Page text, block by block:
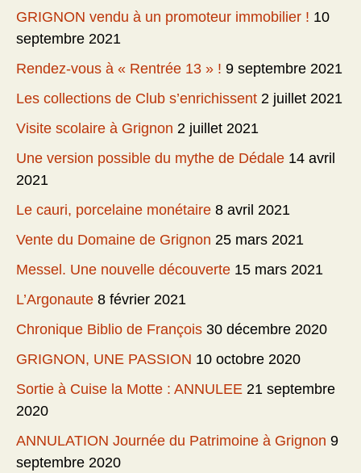
GRIGNON vendu à un promoteur immobilier ! 10
septembre 2021
Rendez-vous à « Rentrée 13 » ! 9 septembre 2021
Les collections de Club s’enrichissent 2 juillet 2021
Visite scolaire à Grignon 2 juillet 2021
Une version possible du mythe de Dédale 14 avril
2021
Le cauri, porcelaine monétaire 8 avril 2021
Vente du Domaine de Grignon 25 mars 2021
Messel. Une nouvelle découverte 15 mars 2021
L’Argonaute 8 février 2021
Chronique Biblio de François 30 décembre 2020
GRIGNON, UNE PASSION 10 octobre 2020
Sortie à Cuise la Motte : ANNULEE 21 septembre
2020
ANNULATION Journée du Patrimoine à Grignon 9
septembre 2020